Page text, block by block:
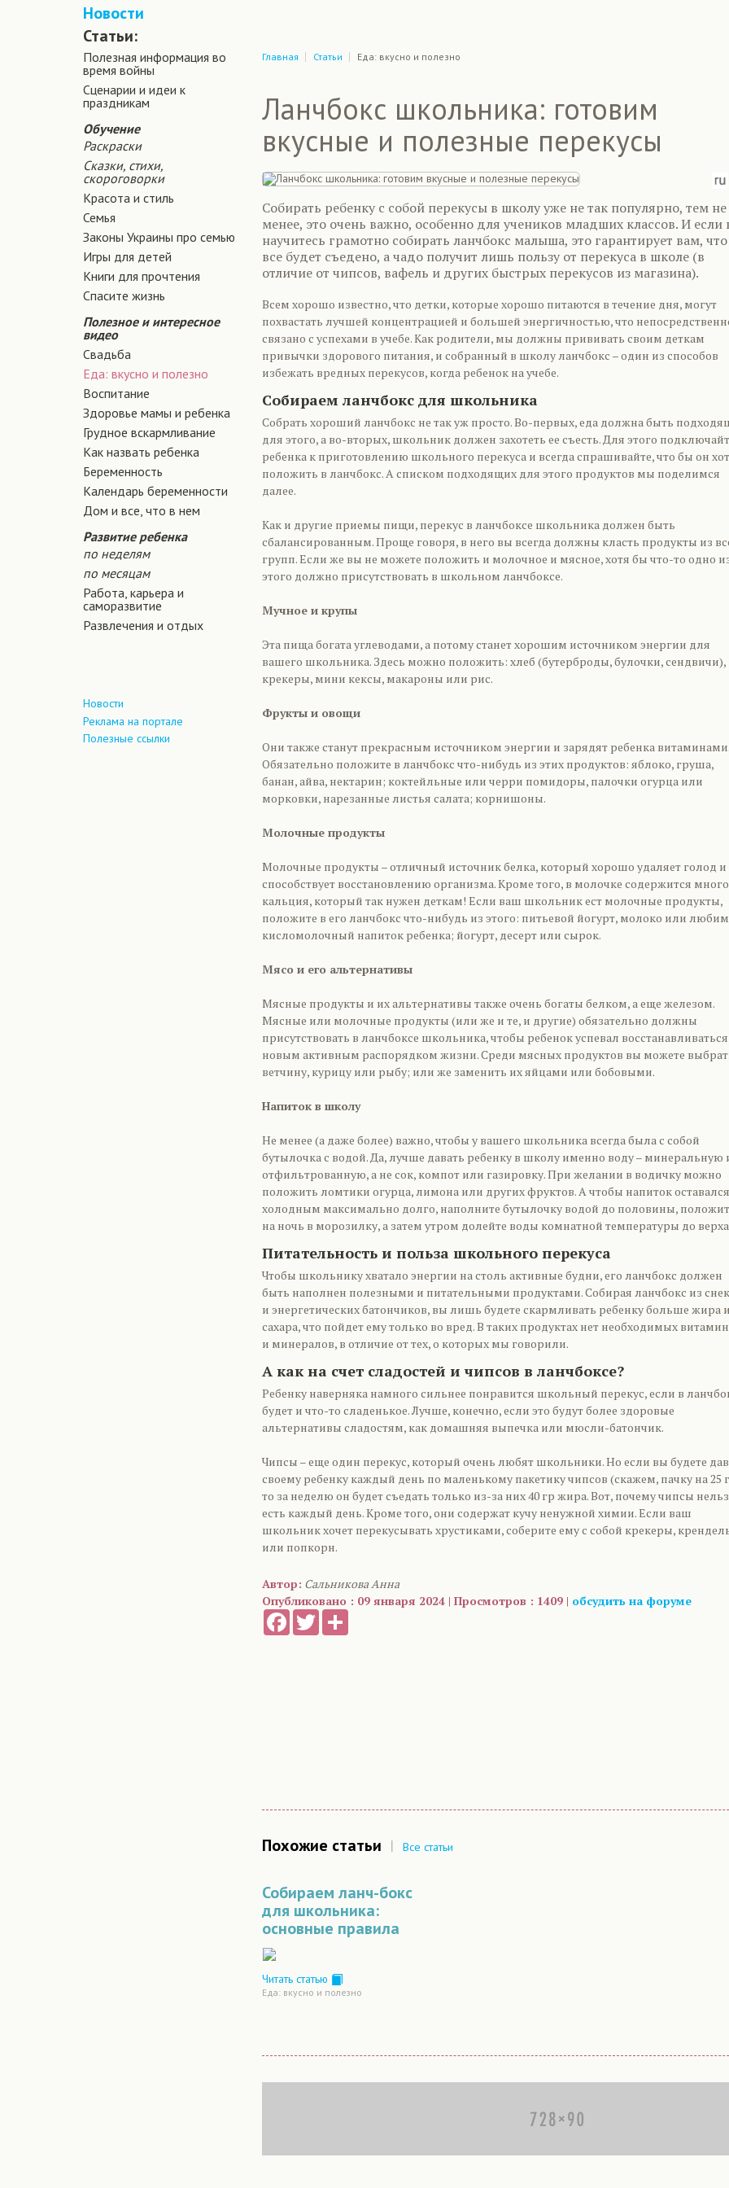
Новости
Статьи:
Полезная информация во
время войны
Сценарии и идеи к
праздникам
Обучение
Раскраски
Сказки, стихи,
скороговорки
Красота и стиль
Семья
Законы Украины про семью
Игры для детей
Книги для прочтения
Спасите жизнь
Полезное и интересное
видео
Свадьба
Еда: вкусно и полезно
Воспитание
Здоровье мамы и ребенка
Грудное вскармливание
Как назвать ребенка
Беременность
Календарь беременности
Дом и все, что в нем
Развитие ребенка
по неделям
по месяцам
Работа, карьера и
саморазвитие
Развлечения и отдых
Новости
Реклама на портале
Полезные ссылки
Главная Статьи Еда: вкусно и полезно
Ланчбокс школьника: готовим
вкусные и полезные перекусы
Собирать ребенку с собой перекусы в школу уже не так популярно, тем не
менее, это очень важно, особенно для учеников младших классов. И если
научитесь грамотно собирать ланчбокс малыша, это гарантирует вам, что
все будет съедено, а чадо получит лишь пользу от перекуса в школе (в
отличие от чипсов, вафель и других быстрых перекусов из магазина).
Всем хорошо известно, что детки, которые хорошо питаются в течение дня, могут
похвастать лучшей концентрацией и большей энергичностью, что
связано с успехами в учебе. Как родители, мы должны прививать своим деткам
привычки здорового питания, и собранный в школу ланчбокс – один из способов
избежать вредных перекусов, когда ребенок на учебе.
Собираем ланчбокс для школьника
Собрать хороший ланчбокс не так уж просто. Во-первых, еда должна быть
для этого, а во-вторых, школьник должен захотеть ее съесть. Для этого
ребенка к приготовлению школьного перекуса и всегда спрашивайте, что бы он
положить в ланчбокс. А списком подходящих для этого продуктов мы поделимся
далее.
Как и другие приемы пищи, перекус в ланчбоксе школьника должен быть
сбалансированным. Проще говоря, в него вы всегда должны класть продукты из
групп. Если же вы не можете положить и молочное и мясное, хотя бы что-то одно
этого должно присутствовать в школьном ланчбоксе.
Мучное и крупы
Эта пища богата углеводами, а потому станет хорошим источником энергии для
вашего школьника. Здесь можно положить: хлеб (бутерброды, булочки, сендвичи),
крекеры, мини кексы, макароны или рис.
Фрукты и овощи
Они также станут прекрасным источником энергии и зарядят ребенка витаминами.
Обязательно положите в ланчбокс что-нибудь из этих продуктов: яблоко, груша,
банан, айва, нектарин; коктейльные или черри помидоры, палочки огурца или
морковки, нарезанные листья салата; корнишоны.
Молочные продукты
Молочные продукты – отличный источник белка, который хорошо удаляет голод и
способствует восстановлению организма. Кроме того, в молочке содержится много
кальция, который так нужен деткам! Если ваш школьник ест молочные продукты,
положите в его ланчбокс что-нибудь из этого: питьевой йогурт, молоко или
кисломолочный напиток ребенка; йогурт, десерт или сырок.
Мясо и его альтернативы
Мясные продукты и их альтернативы также очень богаты белком, а еще железом.
Мясные или молочные продукты (или же и те, и другие) обязательно должны
присутствовать в ланчбоксе школьника, чтобы ребенок успевал восстанавливаться
новым активным распорядком жизни. Среди мясных продуктов вы можете
ветчину, курицу или рыбу; или же заменить их яйцами или бобовыми.
Напиток в школу
Не менее (а даже более) важно, чтобы у вашего школьника всегда была с собой
бутылочка с водой. Да, лучше давать ребенку в школу именно воду – минеральную
отфильтрованную, а не сок, компот или газировку. При желании в водичку можно
положить ломтики огурца, лимона или других фруктов. А чтобы напиток оставался
холодным максимально долго, наполните бутылочку водой до половины,
на ночь в морозилку, а затем утром долейте воды комнатной температуры до
Питательность и польза школьного перекуса
Чтобы школьнику хватало энергии на столь активные будни, его ланчбокс должен
быть наполнен полезными и питательными продуктами. Собирая ланчбокс из
и энергетических батончиков, вы лишь будете скармливать ребенку больше жира и
сахара, что пойдет ему только во вред. В таких продуктах нет необходимых
и минералов, в отличие от тех, о которых мы говорили.
А как на счет сладостей и чипсов в ланчбоксе?
Ребенку наверняка намного сильнее понравится школьный перекус, если в
будет и что-то сладенькое. Лучше, конечно, если это будут более здоровые
альтернативы сладостям, как домашняя выпечка или мюсли-батончик.
Чипсы – еще один перекус, который очень любят школьники. Но если вы будете
своему ребенку каждый день по маленькому пакетику чипсов (скажем, пачку на 25
то за неделю он будет съедать только из-за них 40 гр жира. Вот, почему чипсы
есть каждый день. Кроме того, они содержат кучу ненужной химии. Если ваш
школьник хочет перекусывать хрустиками, соберите ему с собой крекеры,
или попкорн.
Автор: Сальникова Анна
Опубликовано : 09 января 2024 | Просмотров : 1409 | обсудить на форуме
FacebookTwitter
Похожие статьи | Все статьи
Собираем ланч-бокс
для школьника:
основные правила
Читать статью
Еда: вкусно и полезно